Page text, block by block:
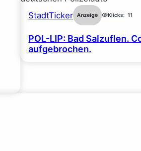
StadtTicker Anzeige Klicks: 11
POL-LIP: Bad Salzuflen.
aufgebrochen.